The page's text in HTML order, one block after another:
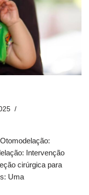
Intervenção
cirúrgica para
Uma